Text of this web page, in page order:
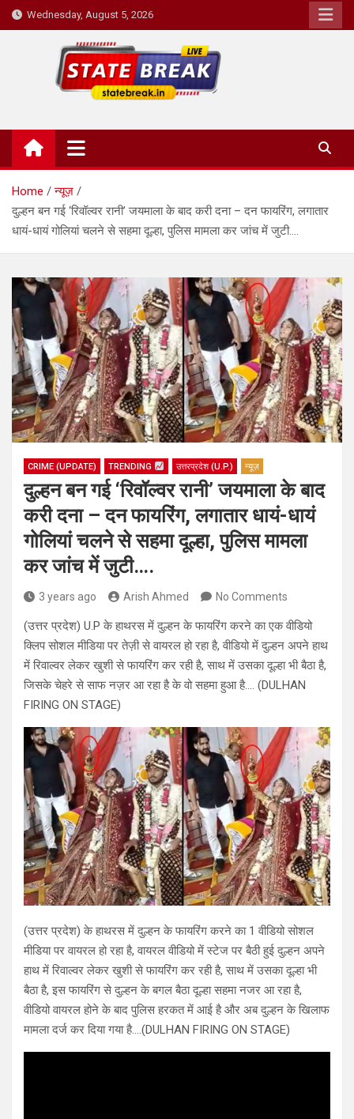
Skip
to
Wednesday, August 5, 2026
State Break
Home
न्यूज़
दुल्हन बन गई ‘रिवॉल्वर रानी’ जयमाला के बाद करी दना – दन फायरिंग, लगातार
धायं-धायं गोलियां चलने से सहमा दूल्हा, पुलिस मामला कर जांच में जुटी….
CRIME (UPDATE) TRENDING उत्तरप्रदेश (U.P.) न्यूज़
दुल्हन बन गई ‘रिवॉल्वर रानी’ जयमाला के बाद
करी दना – दन फायरिंग, लगातार धायं-धायं
गोलियां चलने से सहमा दूल्हा, पुलिस मामला
कर जांच में जुटी….
3 years ago Arish Ahmed No Comments
(उत्तर प्रदेश) U.P के हाथरस में दुल्हन के फायरिंग करने का एक वीडियो
क्लिप सोशल मीडिया पर तेज़ी से वायरल हो रहा है, वीडियो में दुल्हन अपने हाथ
में रिवाल्वर लेकर खुशी से फायरिंग कर रही है, साथ में उसका दूल्हा भी बैठा है,
जिसके चेहरे से साफ नज़र आ रहा है के वो सहमा हुआ है…. (DULHAN
FIRING ON STAGE)
(उत्तर प्रदेश) के हाथरस में दुल्हन के फायरिंग करने का 1 वीडियो सोशल
मीडिया पर वायरल हो रहा है, वायरल वीडियो में स्टेज पर बैठी हुई दुल्हन अपने
हाथ में रिवाल्वर लेकर खुशी से फायरिंग कर रही है, साथ में उसका दूल्हा भी
बैठा है, इस फायरिंग से दुल्हन के बगल बैठा दूल्हा सहमा नजर आ रहा है,
वीडियो वायरल होने के बाद पुलिस हरकत में आई है और अब दुल्हन के खिलाफ
मामला दर्ज कर दिया गया है….(DULHAN FIRING ON STAGE)